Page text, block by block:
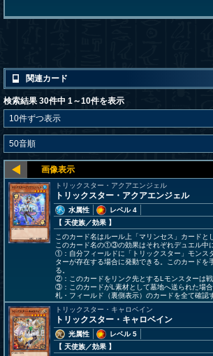
関連カード
検索結果 30件中 1～10件を表示
トリックスター・アクアエンジェル
トリックスター・アクアエンジェル
水属性
レベル 4
【 天使族／効果 】
このカード名はルール上「マリンセス」カードと
このカード名の①③の効果はそれぞれデュエル中
①：自分フィールドに「トリックスター」モンス
ターが存在する場合に発動できる。このカードを
る。
②：このカードをリンク先とするLモンスターは戦
③：このカードがL素材として墓地へ送られた場
札・フィールド（裏側表示）のカードを全て確認
トリックスター・キャロベイン
トリックスター・キャロベイン
光属性
レベル 5
【 天使族／効果 】